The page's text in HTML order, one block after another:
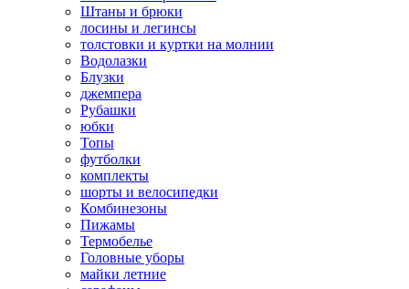
Штаны и брюки
лосины и легинсы
толстовки и куртки на молнии
Водолазки
Блузки
джемпера
Рубашки
юбки
Топы
футболки
комплекты
шорты и велосипедки
Комбинезоны
Пижамы
Термобелье
Головные уборы
майки летние